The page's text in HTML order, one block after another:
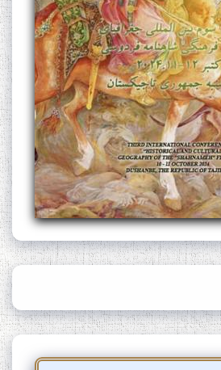
The Persian Gulf Beautiful
poetry from Устод Мумин
Қаноат (Ustod Mumin Qanoat)
and Master Mehryar
Mehrafarin about the conflict
of the name of the Persian
Gulf
Сайри Дарвоз бо Мӯъмин